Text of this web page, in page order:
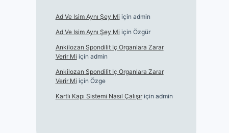
Ad Ve Isim Aynı Şey Mi için admin
Ad Ve Isim Aynı Şey Mi için Özgür
Ankilozan Spondilit Iç Organlara Zarar
Verir Mi için admin
Ankilozan Spondilit Iç Organlara Zarar
Verir Mi için Özge
Kartlı Kapı Sistemi Nasıl Çalışıriçin admin